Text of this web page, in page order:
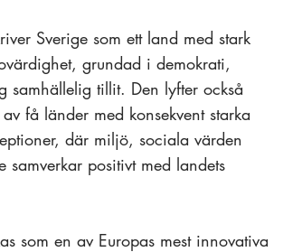
Sverige som ett land med stark
grundad i demokrati,
samhällelig tillit. Den lyfter också
få länder med konsekvent starka
där miljö, sociala värden
samverkar positivt med landets
som en av Europas mest innovativa